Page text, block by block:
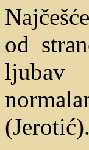
od
ljubav
(Jerotić).